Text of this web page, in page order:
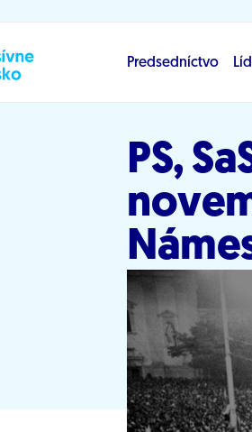
Predsedníctvo
PS,